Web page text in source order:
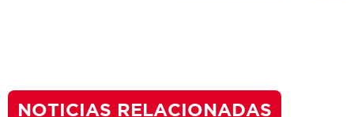
NOTICIAS RELACIONADAS